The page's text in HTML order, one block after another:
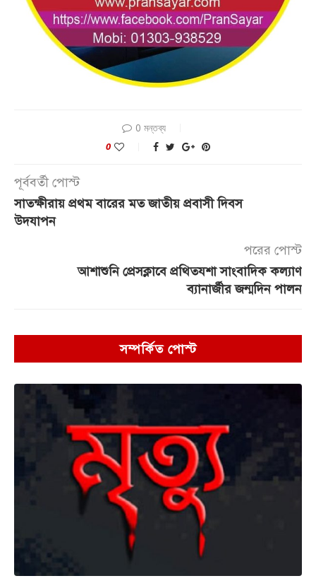
0 মন্তব্য
0
পূর্ববর্তী পোস্ট
সাতক্ষীরায় প্রথম বারের মত জাতীয় প্রবাসী দিবস
উদযাপন
পরের পোস্ট
আশাশুনি প্রেসক্লাবে প্রথিতযশা সাংবাদিক কল্যাণ
ব্যানার্জীর জন্মদিন পালন
সম্পর্কিত পোস্ট